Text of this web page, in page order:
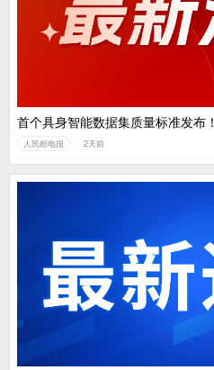
首个具身智能数据集质量标准发布！
人民邮电报 2天前